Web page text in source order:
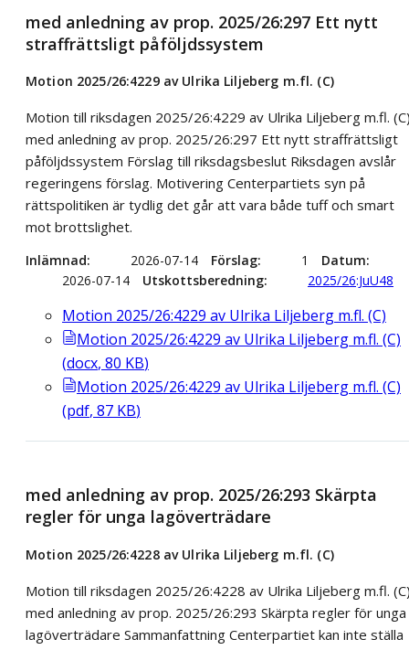
med anledning av prop. 2025/26:297 Ett nytt
straffrättsligt påföljdssystem
Motion 2025/26:4229 av Ulrika Liljeberg m.fl. (C)
Motion till riksdagen 2025/26:4229 av Ulrika Liljeberg m.fl.
med anledning av prop. 2025/26:297 Ett nytt straffrättsligt
påföljdssystem Förslag till riksdagsbeslut Riksdagen avslår
regeringens förslag. Motivering Centerpartiets syn på
rättspolitiken är tydlig det går att vara både tuff och smart
mot brottslighet.
Inlämnad 2026-07-14 Förslag 1
Datum
2026-07-14
Utskottsberedning 2025/26:JuU48
Motion 2025/26:4229 av Ulrika Liljeberg m.fl. (C)
Motion 2025/26:4229 av Ulrika Liljeberg m.fl. (C)
(docx, 80 KB)
Motion 2025/26:4229 av Ulrika Liljeberg m.fl. (C)
(pdf, 87 KB)
med anledning av prop. 2025/26:293 Skärpta
regler för unga lagöverträdare
Motion 2025/26:4228 av Ulrika Liljeberg m.fl. (C)
Motion till riksdagen 2025/26:4228 av Ulrika Liljeberg m.fl.
med anledning av prop. 2025/26:293 Skärpta regler för unga
lagöverträdare Sammanfattning Centerpartiet kan inte ställa